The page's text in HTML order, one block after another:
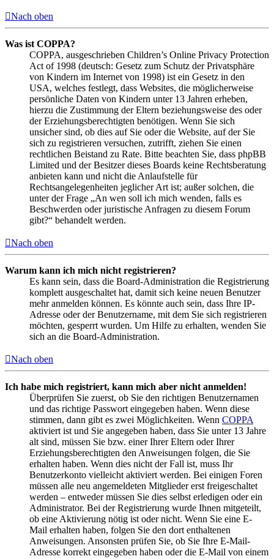
Nach oben
Was ist COPPA?
COPPA, ausgeschrieben Children’s Online Privacy Protection
Act of 1998 (deutsch: Gesetz zum Schutz der Privatsphäre
von Kindern im Internet von 1998) ist ein Gesetz in den
USA, welches festlegt, dass Websites, die möglicherweise
persönliche Daten von Kindern unter 13 Jahren erheben,
hierzu die Zustimmung der Eltern beziehungsweise des oder
der Erziehungsberechtigten benötigen. Wenn Sie sich
unsicher sind, ob dies auf Sie oder die Website, auf der Sie
sich zu registrieren versuchen, zutrifft, ziehen Sie einen
rechtlichen Beistand zu Rate. Bitte beachten Sie, dass phpBB
Limited und der Besitzer dieses Boards keine Rechtsberatung
anbieten kann und nicht die Anlaufstelle für
Rechtsangelegenheiten jeglicher Art ist; außer solchen, die
unter der Frage „An wen soll ich mich wenden, falls es
Beschwerden oder juristische Anfragen zu diesem Forum
gibt?“ behandelt werden.
Nach oben
Warum kann ich mich nicht registrieren?
Es kann sein, dass die Board-Administration die Registrierung
komplett ausgeschaltet hat, damit sich keine neuen Benutzer
mehr anmelden können. Es könnte auch sein, dass Ihre IP-
Adresse oder der Benutzername, mit dem Sie sich registrieren
möchten, gesperrt wurden. Um Hilfe zu erhalten, wenden Sie
sich an die Board-Administration.
Nach oben
Ich habe mich registriert, kann mich aber nicht anmelden!
Überprüfen Sie zuerst, ob Sie den richtigen Benutzernamen
und das richtige Passwort eingegeben haben. Wenn diese
stimmen, dann gibt es zwei Möglichkeiten. Wenn COPPA
aktiviert ist und Sie angegeben haben, dass Sie unter 13 Jahre
alt sind, müssen Sie bzw. einer Ihrer Eltern oder Ihrer
Erziehungsberechtigten den Anweisungen folgen, die Sie
erhalten haben. Wenn dies nicht der Fall ist, muss Ihr
Benutzerkonto vielleicht aktiviert werden. Bei einigen Foren
müssen alle neu angemeldeten Mitglieder erst freigeschaltet
werden – entweder müssen Sie dies selbst erledigen oder ein
Administrator. Bei der Registrierung wurde Ihnen mitgeteilt,
ob eine Aktivierung nötig ist oder nicht. Wenn Sie eine E-
Mail erhalten haben, folgen Sie den dort enthaltenen
Anweisungen. Ansonsten prüfen Sie, ob Sie Ihre E-Mail-
Adresse korrekt eingegeben haben oder die E-Mail von einem